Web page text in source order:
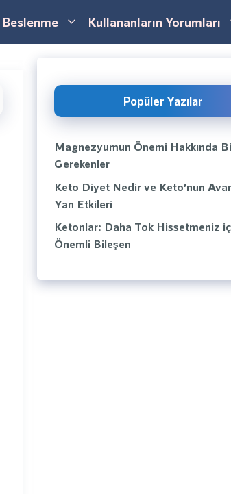
Beslenme Kullananların Yorumları
Popüler Yazılar
Magnezyumun Önemi Hakkında
Gerekenler
Keto Diyet Nedir ve Keto’nun
Yan Etkileri
Ketonlar: Daha Tok Hissetmeniz
Önemli Bileşen